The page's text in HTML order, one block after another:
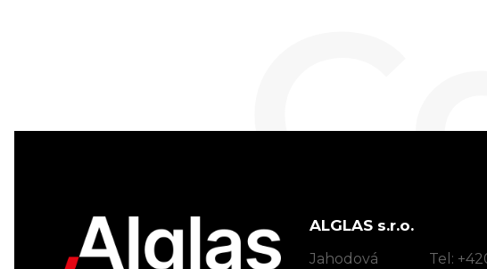
ALGLAS s.r.o.
Jahodová
Tel: